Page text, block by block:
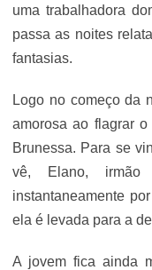
uma trabalhadora
passa as noites
fantasias.
Logo no começo da
amorosa ao flagrar
Brunessa. Para se
vê, Elano,
instantaneamente
ela é levada para a
A jovem fica ainda